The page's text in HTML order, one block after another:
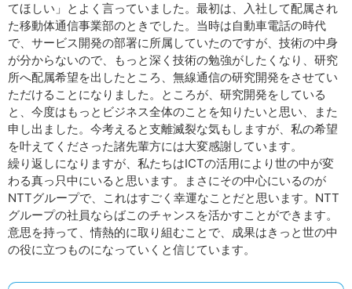
てほしい」とよく言っていました。最初は、入社して配属され
た移動体通信事業部のときでした。当時は自動車電話の時代
で、サービス開発の部署に所属していたのですが、技術の中身
が分からないので、もっと深く技術の勉強がしたくなり、研究
所へ配属希望を出したところ、無線通信の研究開発をさせてい
ただけることになりました。ところが、研究開発をしている
と、今度はもっとビジネス全体のことを知りたいと思い、また
申し出ました。今考えると支離滅裂な気もしますが、私の希望
を叶えてくださった諸先輩方には大変感謝しています。
繰り返しになりますが、私たちはICTの活用により世の中が変
わる真っ只中にいると思います。まさにその中心にいるのが
NTTグループで、これはすごく幸運なことだと思います。NTT
グループの社員ならばこのチャンスを活かすことができます。
意思を持って、情熱的に取り組むことで、成果はきっと世の中
の役に立つものになっていくと信じています。